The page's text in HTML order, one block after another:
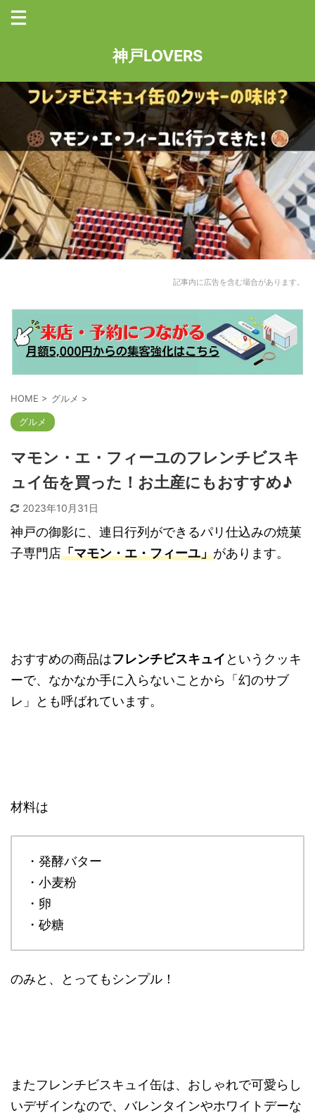
神戸LOVERS
記事内に広告を含む場合があります。
HOME > グルメ >
グルメ
マモン・エ・フィーユのフレンチビスキ
ュイ缶を買った！お土産にもおすすめ♪
2023年10月31日
神戸の御影に、連日行列ができるパリ仕込みの焼菓
子専門店「マモン・エ・フィーユ」があります。
おすすめの商品はフレンチビスキュイ というクッキ
ーで、なかなか手に入らないことから「幻のサブ
レ」とも呼ばれています。
材料は
・発酵バター
・小麦粉
・卵
・砂糖
のみと、とってもシンプル！
またフレンチビスキュイ缶は、おしゃれで可愛らし
いデザインなので、バレンタインやホワイトデーな